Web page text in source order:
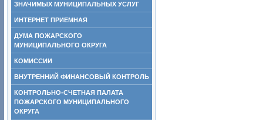
ЗНАЧИМЫХ МУНИЦИПАЛЬНЫХ УСЛУГ
ИНТЕРНЕТ ПРИЕМНАЯ
ДУМА ПОЖАРСКОГО
МУНИЦИПАЛЬНОГО ОКРУГА
КОМИССИИ
ВНУТРЕННИЙ ФИНАНСОВЫЙ КОНТРОЛЬ
КОНТРОЛЬНО-СЧЕТНАЯ ПАЛАТА
ПОЖАРСКОГО МУНИЦИПАЛЬНОГО
ОКРУГА